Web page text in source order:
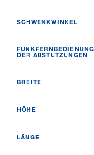
SCHWENKWINKEL
FUNKFERNBEDIENUNG
DER ABSTÜTZUNGEN
BREITE
HÖHE
LÄNGE